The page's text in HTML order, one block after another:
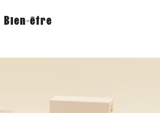
Bien-être